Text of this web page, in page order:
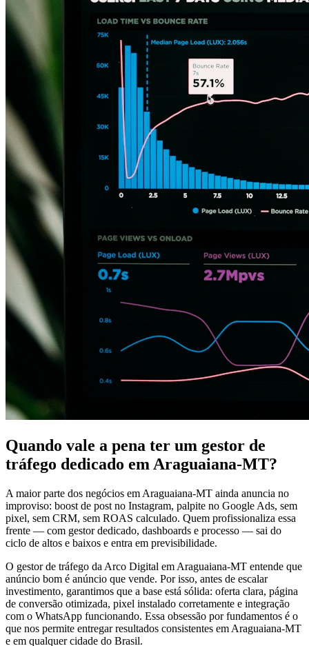
Quando vale a pena ter um gestor de
tráfego dedicado em Araguaiana-MT?
A maior parte dos negócios em Araguaiana-MT ainda anuncia no
improviso: boost de post no Instagram, palpite no Google Ads, sem
pixel, sem CRM, sem ROAS calculado. Quem profissionaliza essa
frente — com gestor dedicado, dashboards e processo — sai do
ciclo de altos e baixos e entra em previsibilidade.
O gestor de tráfego da Arco Digital em Araguaiana-MT entende que
anúncio bom é anúncio que vende. Por isso, antes de escalar
investimento, garantimos que a base está sólida: oferta clara, página
de conversão otimizada, pixel instalado corretamente e integração
com o WhatsApp funcionando. Essa obsessão por fundamentos é o
que nos permite entregar resultados consistentes em Araguaiana-MT
e em qualquer cidade do Brasil.